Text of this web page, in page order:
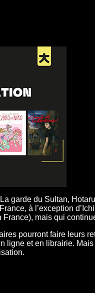
garde du Sultan,
à l’exception
mais qui
pourront faire leurs
et en librairie. Mais